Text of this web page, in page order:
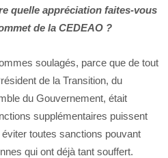
quelle appréciation faites-vous
de la CEDEAO ?
soulagés, parce que de tout
de la Transition, du
du Gouvernement, était
supplémentaires puissent
toutes sanctions pouvant
qui ont déjà tant souffert.